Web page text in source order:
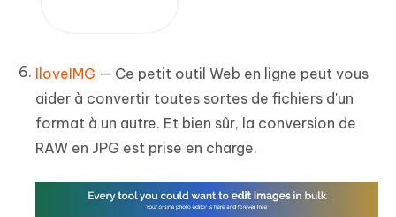
IloveIMG — Ce petit outil Web en ligne peut vous
aider à convertir toutes sortes de fichiers d'un
format à un autre. Et bien sûr, la conversion de
RAW en JPG est prise en charge.